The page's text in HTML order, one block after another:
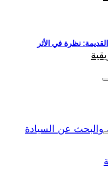
نظرة في الأثر